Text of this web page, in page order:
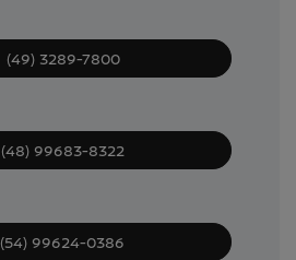
(49) 3289-7800
(48) 99683-8322
(54) 99624-0386